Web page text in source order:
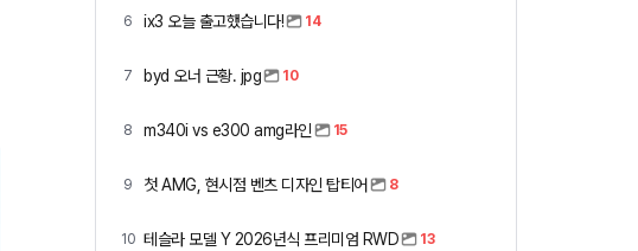
6 ix3 오늘 출고했습니다! 14
7 byd 오너 근황. jpg 10
8 m340i vs e300 amg라인 15
9 첫 AMG, 현시점 벤츠 디자인 탑티어 8
10 테슬라 모델 Y 2026년식 프리미엄 RWD 13